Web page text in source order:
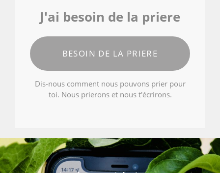
J'ai besoin de la priere
BESOIN DE LA PRIERE
Dis-nous comment nous pouvons prier pour
toi. Nous prierons et nous t'écrirons.